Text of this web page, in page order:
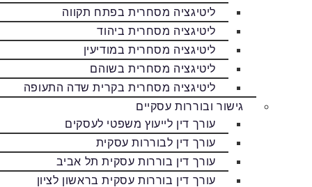
ליטיגציה מסחרית בפתח תקווה
ליטיגציה מסחרית ביהוד
ליטיגציה מסחרית במודיעין
ליטיגציה מסחרית בשוהם
ליטיגציה מסחרית בקרית שדה התעופה
גישור ובוררות עסקיים
עורך דין לייעוץ משפטי לעסקים
עורך דין לבוררות עסקית
עורך דין בוררות עסקית תל אביב
עורך דין בוררות עסקית בראשון לציון